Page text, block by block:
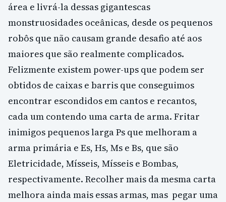
área e livrá-la dessas gigantescas
monstruosidades oceânicas, desde os pequenos
robôs que não causam grande desafio até aos
maiores que são realmente complicados.
Felizmente existem power-ups que podem ser
obtidos de caixas e barris que conseguimos
encontrar escondidos em cantos e recantos,
cada um contendo uma carta de arma. Fritar
inimigos pequenos larga Ps que melhoram a
arma primária e Es, Hs, Ms e Bs, que são
Eletricidade, Mísseis, Mísseis e Bombas,
respectivamente. Recolher mais da mesma carta
melhora ainda mais essas armas, mas pegar uma